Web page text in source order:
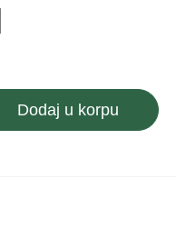
Dodaj u korpu